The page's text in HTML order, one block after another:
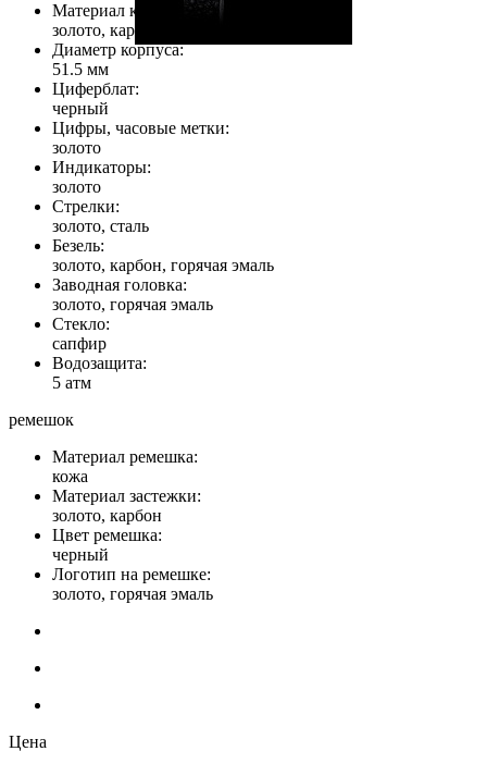
Материал корпуса:
золото, карбон
Диаметр корпуса:
51.5 мм
Циферблат:
черный
Цифры, часовые метки:
золото
Индикаторы:
золото
Стрелки:
золото, сталь
Безель:
золото, карбон, горячая эмаль
Заводная головка:
золото, горячая эмаль
Стекло:
сапфир
Водозащита:
5 атм
ремешок
Материал ремешка:
кожа
Материал застежки:
золото, карбон
Цвет ремешка:
черный
Логотип на ремешке:
золото, горячая эмаль
Цена